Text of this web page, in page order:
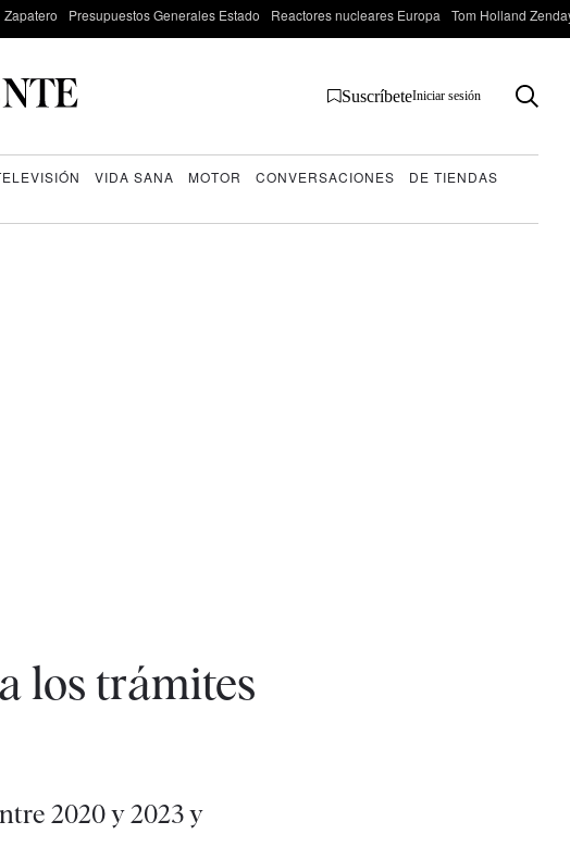
Zapatero Presupuestos Generales Estado Reactores nucleares Europa Tom Holland
SuscríbeteIniciar sesión
VIDA SANA MOTOR CONVERSACIONES
DE TIENDAS
los trámites
2020 y 2023 y